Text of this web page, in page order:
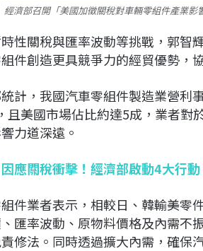
經濟部召開「美國加徵關稅對車輛零組件產業影
性關稅與匯率波動等挑戰，郭智
件創造更具競爭力的經貿優勢，
計，我國汽車零組件製造業營利
且美國市場佔比約達5成，業者對
力道深遠。
因應關稅衝擊！經濟部啟動4大行
件業者表示，相較日、韓輸美零
匯率波動、原物料價格及內需不
修法。同時透過擴大內需，確保